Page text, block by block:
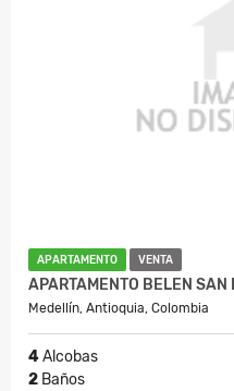
APARTAMENTO VENTA
APARTAMENTO BELEN SAN
Medellín, Antioquia, Colombia
4Alcobas
2 Baños